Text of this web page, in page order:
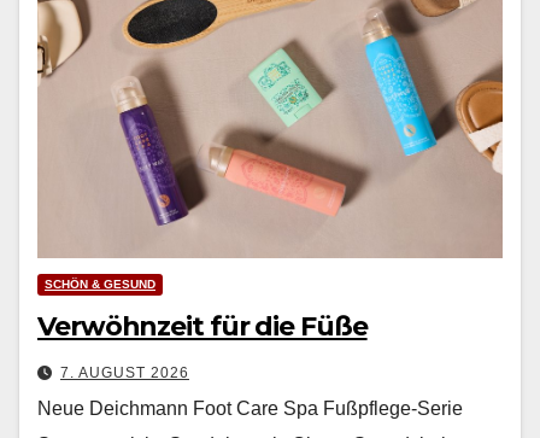
SCHÖN & GESUND
Verwöhnzeit für die Füße
7. AUGUST 2026
Neue Deichmann Foot Care Spa Fußpflege-Serie